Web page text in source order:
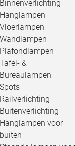
Binnenverlichting
Hanglampen
Vloerlampen
Wandlampen
Plafondlampen
Tafel- &
Bureaulampen
Spots
Railverlichting
Buitenverlichting
Hanglampen voor
buiten